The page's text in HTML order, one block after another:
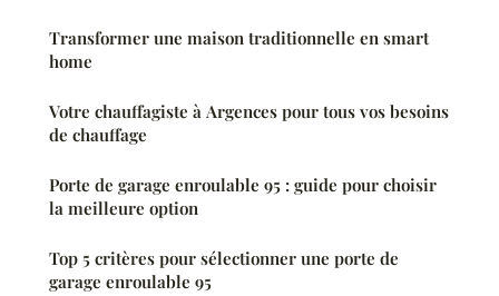
Transformer une maison traditionnelle en smart
home
Votre chauffagiste à Argences pour tous vos besoins
de chauffage
Porte de garage enroulable 95 : guide pour choisir
la meilleure option
Top 5 critères pour sélectionner une porte de
garage enroulable 95